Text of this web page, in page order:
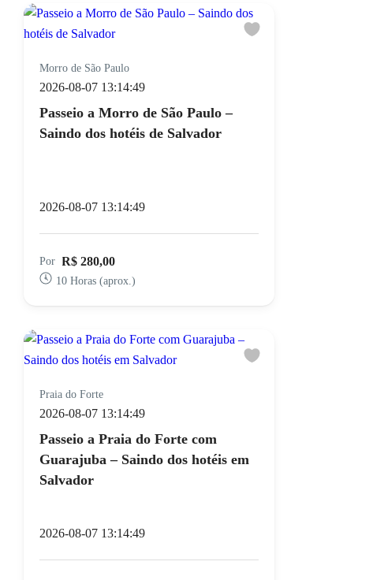
Morro de São Paulo
2026-08-07 13:14:49
Passeio a Morro de São Paulo –
Saindo dos hotéis de Salvador
2026-08-07 13:14:49
Por R$ 280,00
10 Horas (aprox.)
Praia do Forte
2026-08-07 13:14:49
Passeio a Praia do Forte com
Guarajuba – Saindo dos hotéis em
Salvador
2026-08-07 13:14:49